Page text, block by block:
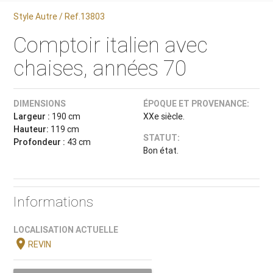
Style Autre / Ref.13803
Comptoir italien avec
chaises, années 70
DIMENSIONS
Largeur : 190 cm
Hauteur: 119 cm
Profondeur : 43 cm
ÉPOQUE ET PROVENANCE:
XXe siècle.
STATUT:
Bon état.
Informations
LOCALISATION ACTUELLE
location_onREVIN